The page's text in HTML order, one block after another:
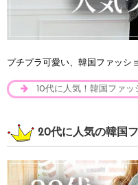
プチプラ可愛い、韓国ファッシ
10代に人気！韓国ファ
20代に人気の韓国